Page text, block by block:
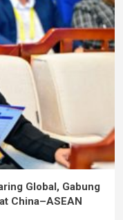
Global, Gabung
China–ASEAN